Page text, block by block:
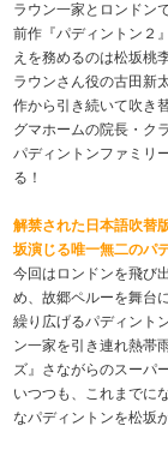
ラウン一家とロンドン
前作『パディントン２
えを務めるのは松坂桃
ラウンさん役の古田新
作から引き続いて吹き
グマホームの院長・ク
パディントンファミリ
る！
解禁された日本語吹替
坂演じる唯一無二のパ
今回はロンドンを飛び
め、故郷ペルーを舞台
繰り広げるパディント
ン一家を引き連れ熱帯
ズ』さながらのスーパ
いつつも、これまでに
なパディントンを松坂